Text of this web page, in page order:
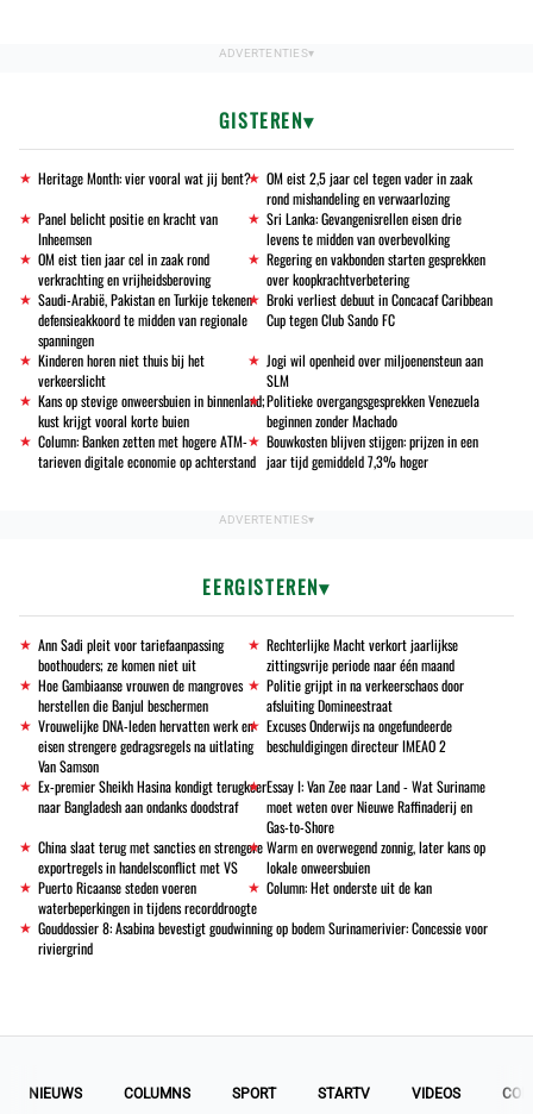
GISTEREN
Heritage Month: vier vooral wat jij bent?
OM eist 2,5 jaar cel tegen vader in zaak
rond mishandeling en verwaarlozing
Panel belicht positie en kracht van
Inheemsen
Sri Lanka: Gevangenisrellen eisen drie
levens te midden van overbevolking
OM eist tien jaar cel in zaak rond
verkrachting en vrijheidsberoving
Regering en vakbonden starten gesprekken
over koopkrachtverbetering
Saudi-Arabië, Pakistan en Turkije tekenen
defensieakkoord te midden van regionale
spanningen
Broki verliest debuut in Concacaf Caribbean
Cup tegen Club Sando FC
Kinderen horen niet thuis bij het
verkeerslicht
Jogi wil openheid over miljoenensteun aan
SLM
Kans op stevige onweersbuien in binnenland;
kust krijgt vooral korte buien
Politieke overgangsgesprekken Venezuela
beginnen zonder Machado
Column: Banken zetten met hogere ATM-
tarieven digitale economie op achterstand
Bouwkosten blijven stijgen: prijzen in een
jaar tijd gemiddeld 7,3% hoger
EERGISTEREN
Ann Sadi pleit voor tariefaanpassing
boothouders; ze komen niet uit
Rechterlijke Macht verkort jaarlijkse
zittingsvrije periode naar één maand
Hoe Gambiaanse vrouwen de mangroves
herstellen die Banjul beschermen
Politie grijpt in na verkeerschaos door
afsluiting Domineestraat
Vrouwelijke DNA-leden hervatten werk en
eisen strengere gedragsregels na uitlating
Van Samson
Excuses Onderwijs na ongefundeerde
beschuldigingen directeur IMEAO 2
Ex-premier Sheikh Hasina kondigt terugkeer
naar Bangladesh aan ondanks doodstraf
Essay I: Van Zee naar Land - Wat Suriname
moet weten over Nieuwe Raffinaderij en
Gas-to-Shore
China slaat terug met sancties en strengere
exportregels in handelsconflict met VS
Warm en overwegend zonnig, later kans op
lokale onweersbuien
Puerto Ricaanse steden voeren
waterbeperkingen in tijdens recorddroogte
Column: Het onderste uit de kan
Gouddossier 8: Asabina bevestigt goudwinning op bodem Surinamerivier: Concessie voor
riviergrind
NIEUWS COLUMNS SPORT STARTV VIDEOS